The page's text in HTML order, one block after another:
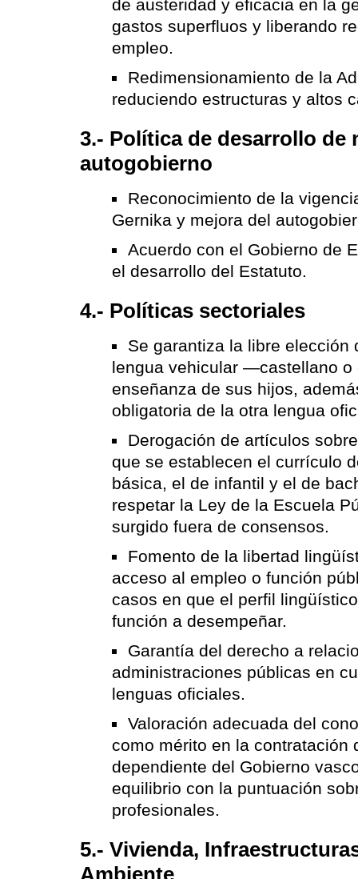
de austeridad y eficacia en la
gastos superfluos y liberando
empleo.
Redimensionamiento de la
reduciendo estructuras y altos
3.- Política de desarrollo de
autogobierno
Reconocimiento de la
Gernika y mejora del
Acuerdo con el Gobierno de
el desarrollo del Estatuto.
4.- Políticas sectoriales
Se garantiza la libre elección
lengua vehicular —castellano
enseñanza de sus hijos,
obligatoria de la otra lengua
Derogación de artículos
que se establecen el currículo
básica, el de infantil y el de
respetar la Ley de la Escuela
surgido fuera de consensos.
Fomento de la libertad
acceso al empleo o función
casos en que el perfil
función a desempeñar.
Garantía del derecho a
administraciones públicas en
lenguas oficiales.
Valoración adecuada del
como mérito en la contratación
dependiente del Gobierno
equilibrio con la puntuación
profesionales.
5.- Vivienda,
Ambiente